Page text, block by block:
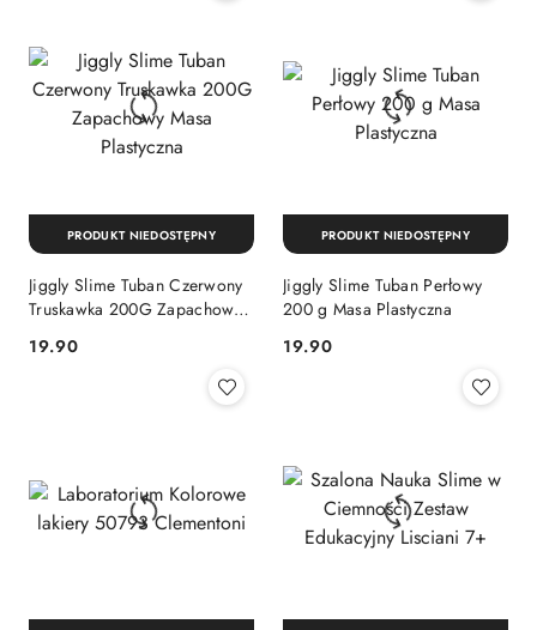
Jiggly Slime Tuban Czerwony
Truskawka 200G Zapachowy
Cena:
19.90
PRODUKT NIEDOSTĘPNY
Jiggly Slime Tuban Perłowy
200 g Masa Plastyczna
Cena:
19.90
PRODUKT NIEDOSTĘPNY